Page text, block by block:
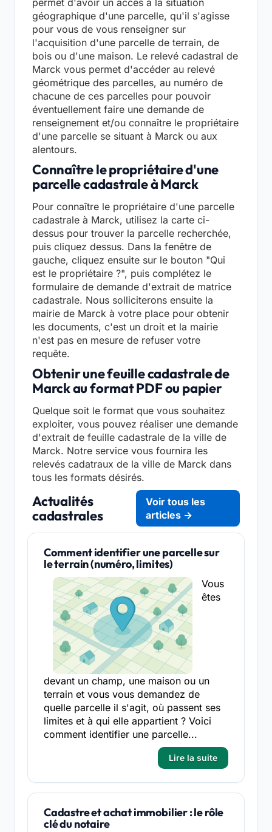
permet d'avoir un accès à la situation
géographique d'une parcelle, qu'il s'agisse
pour vous de vous renseigner sur
l'acquisition d'une parcelle de terrain, de
bois ou d'une maison. Le relevé cadastral de
Marck vous permet d'accéder au relevé
géométrique des parcelles, au numéro de
chacune de ces parcelles pour pouvoir
éventuellement faire une demande de
renseignement et/ou connaître le propriétaire
d'une parcelle se situant à Marck ou aux
alentours.
Connaître le propriétaire d'une
parcelle cadastrale à Marck
Pour connaître le propriétaire d'une parcelle
cadastrale à Marck, utilisez la carte ci-
dessus pour trouver la parcelle recherchée,
puis cliquez dessus. Dans la fenêtre de
gauche, cliquez ensuite sur le bouton "Qui
est le propriétaire ?", puis complétez le
formulaire de demande d'extrait de matrice
cadastrale. Nous solliciterons ensuite la
mairie de Marck à votre place pour obtenir
les documents, c'est un droit et la mairie
n'est pas en mesure de refuser votre
requête.
Obtenir une feuille cadastrale de
Marck au format PDF ou papier
Quelque soit le format que vous souhaitez
exploiter, vous pouvez réaliser une demande
d'extrait de feuille cadastrale de la ville de
Marck. Notre service vous fournira les
relevés cadatraux de la ville de Marck dans
tous les formats désirés.
Actualités
cadastrales
Voir tous les
articles →
Comment identifier une parcelle sur
le terrain (numéro, limites)
Vous
êtes
devant un champ, une maison ou un
terrain et vous vous demandez de
quelle parcelle il s'agit, où passent ses
limites et à qui elle appartient ? Voici
comment identifier une parcelle...
Lire la suite
Cadastre et achat immobilier : le rôle
clé du notaire